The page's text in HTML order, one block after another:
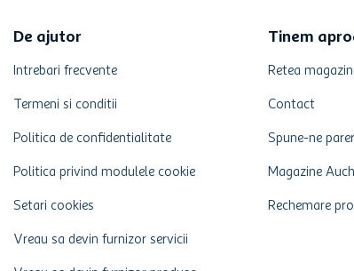
De ajutor
Intrebari frecvente
Termeni si conditii
Politica de confidentialitate
Politica privind modulele cookie
Setari cookies
Vreau sa devin furnizor servicii
Tinem
Retea
Contact
Spune-ne
Magazine
Rechemare